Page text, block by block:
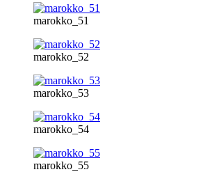
marokko_51
marokko_52
marokko_53
marokko_54
marokko_55